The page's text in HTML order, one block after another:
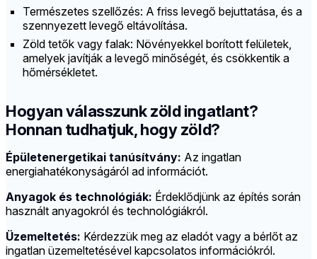
Természetes szellőzés: A friss levegő bejuttatása, és a
szennyezett levegő eltávolítása.
Zöld tetők vagy falak: Növényekkel borított felületek,
amelyek javítják a levegő minőségét, és csökkentik a
hőmérsékletet.
Hogyan válasszunk zöld ingatlant?
Honnan tudhatjuk, hogy zöld?
Épületenergetikai tanúsítvány: Az ingatlan
energiahatékonyságáról ad információt.
Anyagok és technológiák: Érdeklődjünk az építés során
használt anyagokról és technológiákról.
Üzemeltetés: Kérdezzük meg az eladót vagy a bérlőt az
ingatlan üzemeltetésével kapcsolatos információkról.